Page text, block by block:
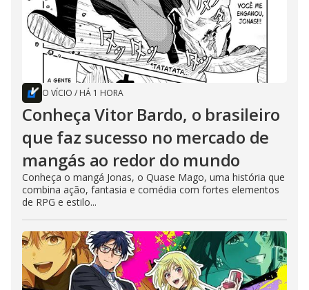
O VÍCIO / HÁ 1 HORA
Conheça Vitor Bardo, o brasileiro
que faz sucesso no mercado de
mangás ao redor do mundo
Conheça o mangá Jonas, o Quase Mago, uma história que
combina ação, fantasia e comédia com fortes elementos
de RPG e estilo...